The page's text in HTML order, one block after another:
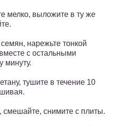
мелко, выложите в ту же
нарежьте тонкой
с остальными
минуту.
тушите в течение 10
смешайте, снимите с плиты.